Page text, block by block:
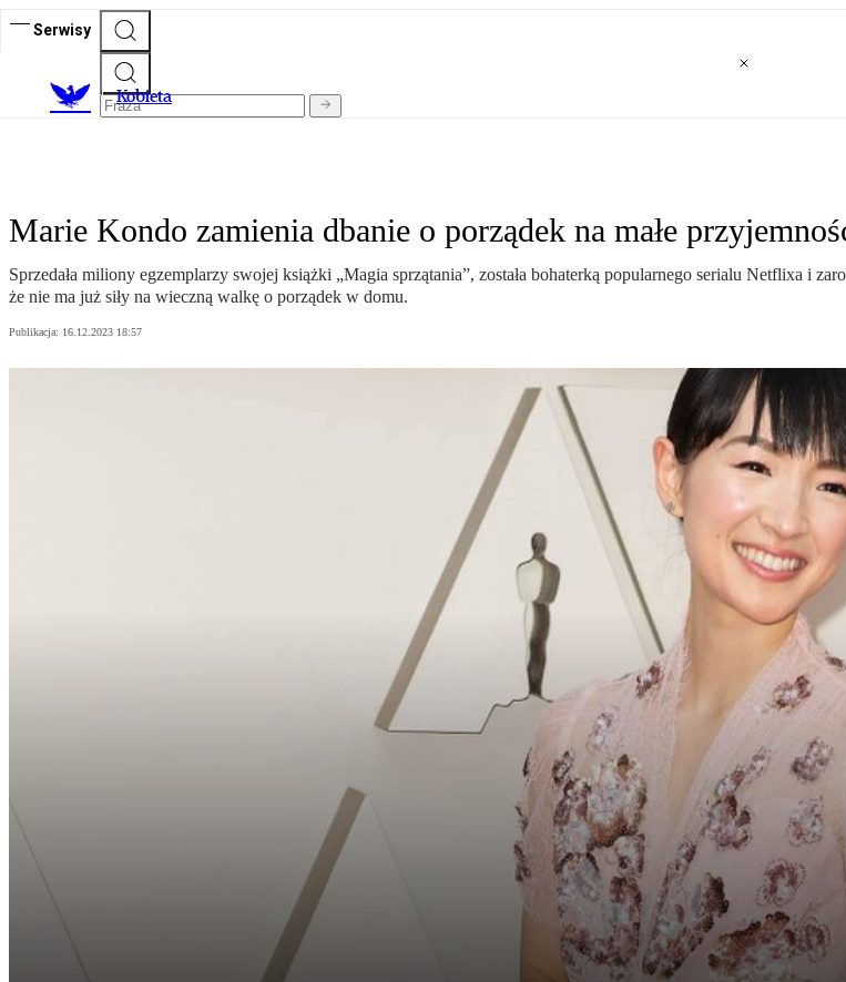
Serwisy
Kobieta
Marie Kondo zamienia dbanie o porządek na małe
Sprzedała miliony egzemplarzy swojej książki „Magia sprzątania”, została bohaterką popularnego serialu Netflixa i
że nie ma już siły na wieczną walkę o porządek w domu.
Publikacja: 16.12.2023 18:57